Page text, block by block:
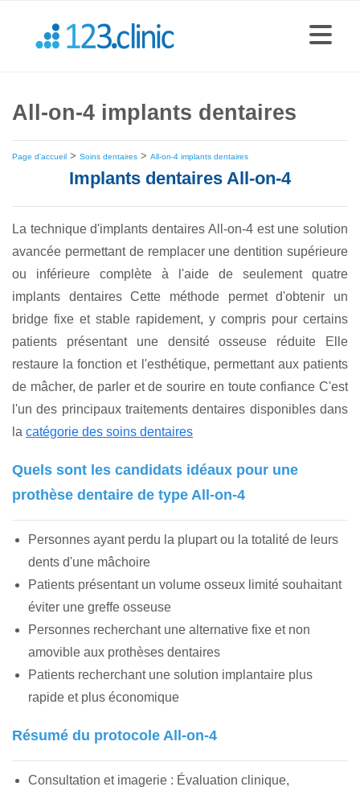
All-on-4 implants dentaires
Page d'accueil > Soins dentaires > All-on-4 implants dentaires
Implants dentaires All-on-4
La technique d'implants dentaires All-on-4 est une solution
avancée permettant de remplacer une dentition supérieure
ou inférieure complète à l'aide de seulement quatre
implants dentaires Cette méthode permet d'obtenir un
bridge fixe et stable rapidement, y compris pour certains
patients présentant une densité osseuse réduite Elle
restaure la fonction et l'esthétique, permettant aux patients
de mâcher, de parler et de sourire en toute confiance C'est
l'un des principaux traitements dentaires disponibles dans
la catégorie des soins dentaires
Quels sont les candidats idéaux pour une
prothèse dentaire de type All-on-4
Personnes ayant perdu la plupart ou la totalité de leurs
dents d'une mâchoire
Patients présentant un volume osseux limité souhaitant
éviter une greffe osseuse
Personnes recherchant une alternative fixe et non
amovible aux prothèses dentaires
Patients recherchant une solution implantaire plus
rapide et plus économique
Résumé du protocole All-on-4
Consultation et imagerie : Évaluation clinique,